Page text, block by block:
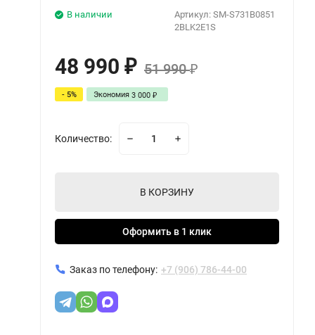
Артикул: SM-S731B0851
2BLK2E1S
В наличии
48 990₽ 51 990₽
- 5% Экономия3 000₽
Количество:
В КОРЗИНУ
Оформить в 1 клик
Заказ по телефону: +7 (906) 786-44-00